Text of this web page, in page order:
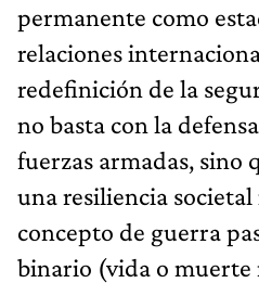
permanente como
relaciones
redefinición de la
no basta con la
fuerzas armadas, sino
una resiliencia
concepto de guerra
binario (vida o muerte